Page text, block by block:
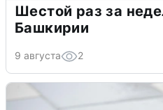
Шестой раз за
Башкирии
9 августа 2